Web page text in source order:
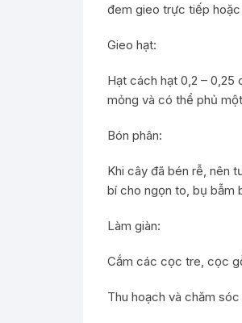
đem gieo trực tiếp
Gieo hạt:
Hạt cách hạt 0,2 – 0,25
mỏng và có thể phủ
Bón phân:
Khi cây đã bén rễ, nên
bí cho ngọn to, bụ bẫm
Làm giàn:
Cắm các cọc tre, cọc
Thu hoạch và chăm